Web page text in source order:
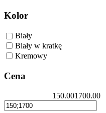
Kolor
Biały
Biały w kratkę
Kremowy
Cena
150.001700.00